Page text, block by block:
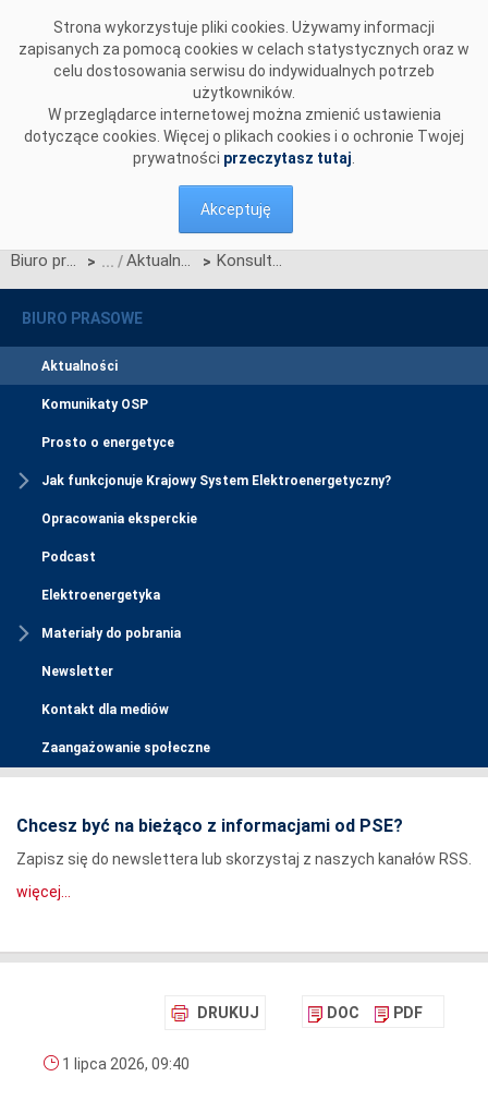
Strona wykorzystuje pliki cookies. Używamy informacji
zapisanych za pomocą cookies w celach statystycznych oraz w
celu dostosowania serwisu do indywidualnych potrzeb
użytkowników.
W przeglądarce internetowej można zmienić ustawienia
dotyczące cookies. Więcej o plikach cookies i o ochronie Twojej
prywatności przeczytasz tutaj
Akceptuję
Biuro prasowe > Aktualności > Konsultacje zmian w SWI i TSKB
BIURO PRASOWE
Aktualności
Komunikaty OSP
Prosto o energetyce
Jak funkcjonuje Krajowy System Elektroenergetyczny?
Opracowania eksperckie
Podcast
Elektroenergetyka
Materiały do pobrania
Newsletter
Kontakt dla mediów
Zaangażowanie społeczne
Chcesz być na bieżąco z informacjami od PSE?
Zapisz się do newslettera lub skorzystaj z naszych kanałów RSS.
więcej...
DRUKUJ DOC PDF
1 lipca 2026, 09:40